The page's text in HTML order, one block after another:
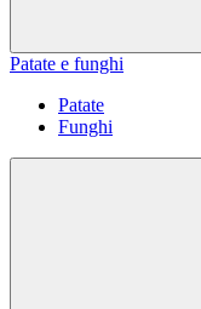
Patate e funghi
Patate
Funghi